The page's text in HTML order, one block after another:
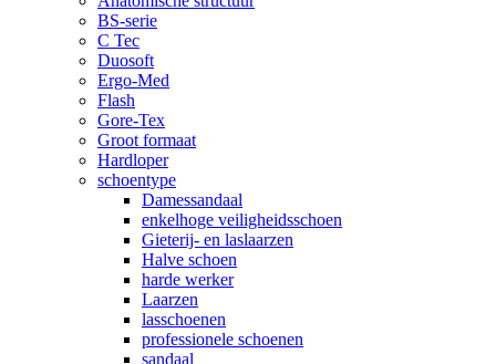
BS-serie
C Tec
Duosoft
Ergo-Med
Flash
Gore-Tex
Groot formaat
Hardloper
schoentype
Damessandaal
enkelhoge veiligheidsschoen
Gieterij- en laslaarzen
Halve schoen
harde werker
Laarzen
lasschoenen
professionele schoenen
sandaal